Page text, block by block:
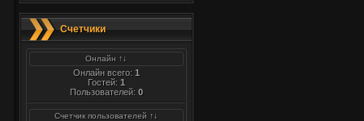
Счетчики
Онлайн ↑↓
Онлайн всего: 1
Гостей: 1
Пользователей: 0
Счетчик пользователей ↑↓